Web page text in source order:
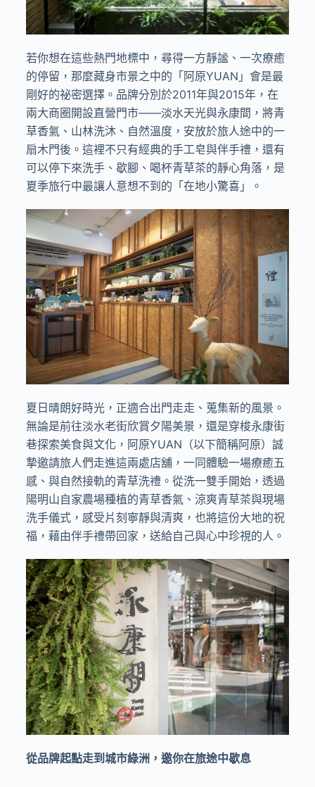
若你想在這些熱門地標中，尋得一方靜謐、一次療癒
的停留，那麼藏身市景之中的「阿原YUAN」會是最
剛好的祕密選擇。品牌分別於2011年與2015年，在
兩大商圈開設直營門市——淡水天光與永康間，將青
草香氣、山林洗沐、自然溫度，安放於旅人途中的一
扇木門後。這裡不只有經典的手工皂與伴手禮，還有
可以停下來洗手、歇腳、喝杯青草茶的靜心角落，是
夏季旅行中最讓人意想不到的「在地小驚喜」。
夏日晴朗好時光，正適合出門走走、蒐集新的風景。
無論是前往淡水老街欣賞夕陽美景，還是穿梭永康街
巷探索美食與文化，阿原YUAN（以下簡稱阿原）誠
摯邀請旅人們走進這兩處店舖，一同體驗一場療癒五
感、與自然接軌的青草洗禮。從洗一雙手開始，透過
陽明山自家農場種植的青草香氣、涼爽青草茶與現場
洗手儀式，感受片刻寧靜與清爽，也將這份大地的祝
福，藉由伴手禮帶回家，送給自己與心中珍視的人。
從品牌起點走到城市綠洲，邀你在旅途中歇息